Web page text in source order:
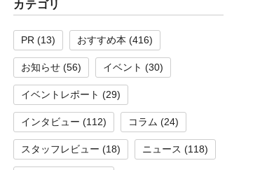
カテゴリ
PR (13) おすすめ本 (416)
お知らせ (56) イベント (30)
イベントレポート (29)
インタビュー (112) コラム (24)
スタッフレビュー (18) ニュース (118)